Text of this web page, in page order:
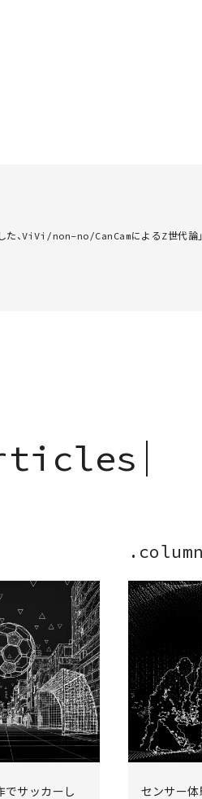
た、ViVi/non-no/CanCamによるZ世代論
ti cles
サッカーし
.column
センサー体